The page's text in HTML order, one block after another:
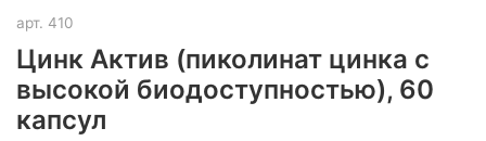
арт. 410
Цинк Актив (пиколинат цинка c
высокой биодоступностью), 60
капсул